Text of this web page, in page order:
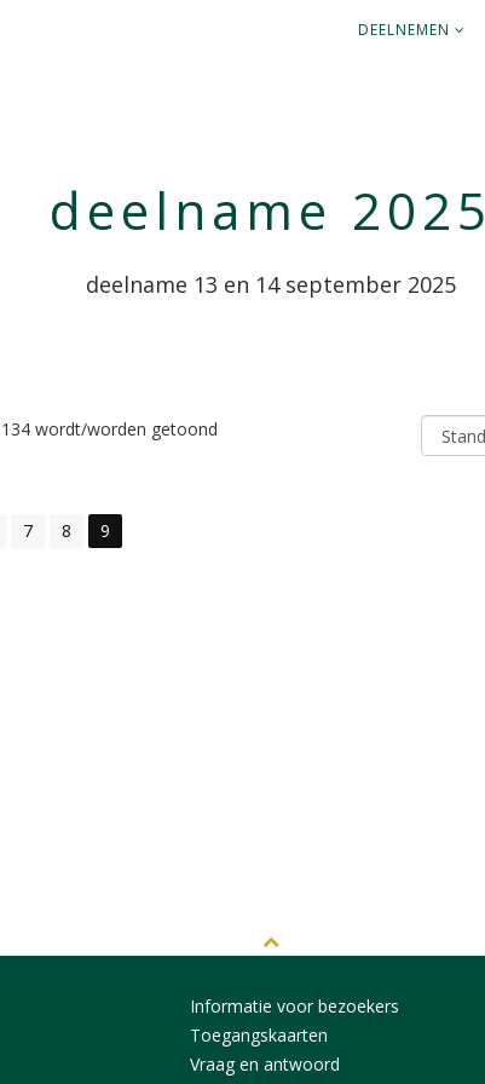
DEELNEMEN
deelname 2025
deelname 13 en 14 september 2025
wordt/worden getoond
7 8 9
Informatie voor bezoekers
Toegangskaarten
Vraag en antwoord